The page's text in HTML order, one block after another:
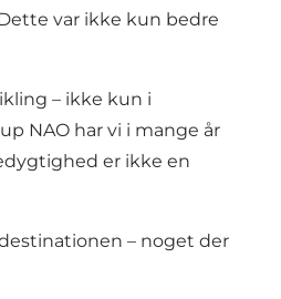
var ikke kun bedre
– ikke kun i
NAO har vi i mange år
er ikke en
– noget der